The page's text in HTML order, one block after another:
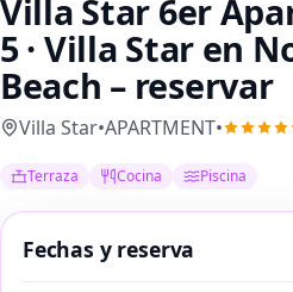
Villa Star 6er
5 · Villa Star en
Beach – reservar
Villa Star•APARTMENT•
Terraza Cocina Piscina
Fechas y reserva